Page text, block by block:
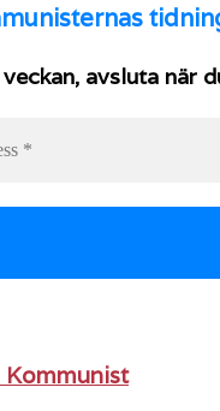
avsluta när
Kommunist